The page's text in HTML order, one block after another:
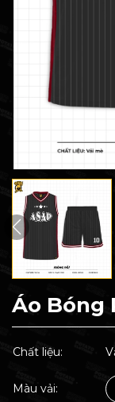
Áo Bóng
Chất liệu:
Màu vải: